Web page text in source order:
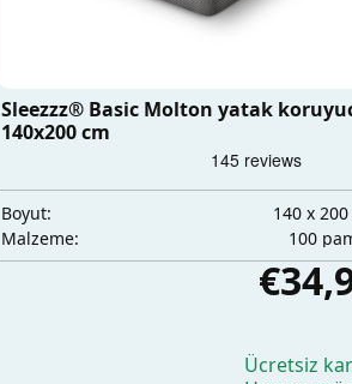
Sleezzz® Basic Molton yatak
140x200 cm
Boyut:
140 x
Malzeme:
100
Ücretsiz